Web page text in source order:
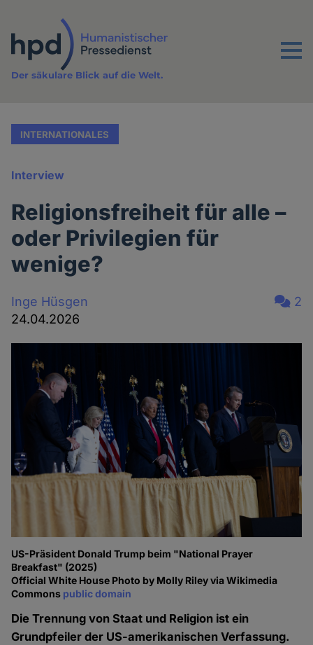
Inhalt
Menu
Der säkulare Blick auf die Welt.
INTERNATIONALES
Interview
Religionsfreiheit für alle –
oder Privilegien für
wenige?
Inge Hüsgen
24.04.2026
2
US-Präsident Donald Trump beim "National Prayer
Breakfast" (2025)
Official White House Photo by Molly Riley via Wikimedia
Commons public domain
Die Trennung von Staat und Religion ist ein
Grundpfeiler der US-amerikanischen Verfassung.